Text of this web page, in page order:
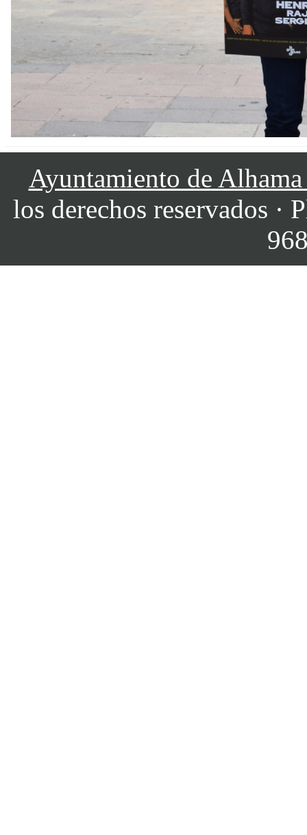
Ayuntamiento de
los derechos reservados ·